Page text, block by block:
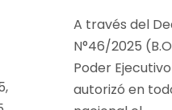
A través del
N°46/2025
Poder
autorizó en